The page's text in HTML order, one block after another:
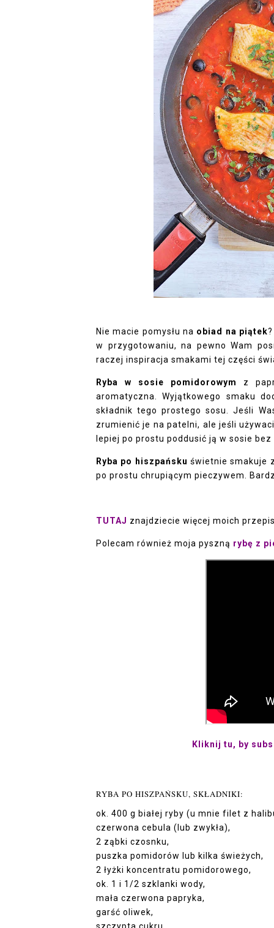
Nie macie pomysłu na obiad na piątek
w przygotowaniu, na pewno Wam
raczej inspiracja smakami tej części
Ryba w sosie pomidorowym
z
aromatyczna. Wyjątkowego smaku
składnik tego prostego sosu. Jeśli
zrumienić je na patelni, ale jeśli
lepiej po prostu poddusić ją w sosie
Ryba po hiszpańsku świetnie smakuje
po prostu chrupiącym pieczywem.
TUTAJ znajdziecie więcej moich
Polecam również moja pyszną rybę z
Kliknij tu, by
RYBA PO HISZPAŃSKU, SKŁADNIKI:
ok. 400 g białej ryby (u mnie filet z
czerwona cebula (lub zwykła),
2 ząbki czosnku,
puszka pomidorów lub kilka świeżych,
2 łyżki koncentratu pomidorowego,
ok. 1 i 1/2 szklanki wody,
mała czerwona papryka,
garść oliwek,